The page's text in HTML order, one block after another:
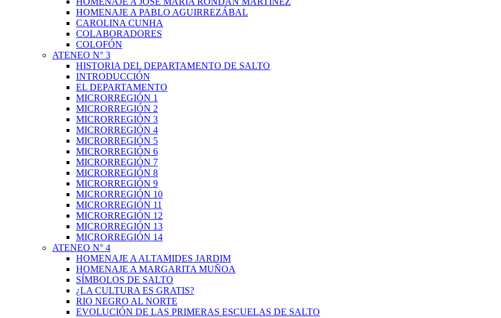
HOMENAJE A PABLO AGUIRREZÁBAL
CAROLINA CUNHA
COLABORADORES
COLOFÓN
ATENEO N° 3
HISTORIA DEL DEPARTAMENTO DE SALTO
INTRODUCCIÓN
EL DEPARTAMENTO
MICRORREGIÓN 1
MICRORREGIÓN 2
MICRORREGIÓN 3
MICRORREGIÓN 4
MICRORREGIÓN 5
MICRORREGIÓN 6
MICRORREGIÓN 7
MICRORREGIÓN 8
MICRORREGIÓN 9
MICRORREGIÓN 10
MICRORREGIÓN 11
MICRORREGIÓN 12
MICRORREGIÓN 13
MICRORREGIÓN 14
ATENEO N° 4
HOMENAJE A ALTAMIDES JARDIM
HOMENAJE A MARGARITA MUÑOA
SÍMBOLOS DE SALTO
¿LA CULTURA ES GRATIS?
RIO NEGRO AL NORTE
EVOLUCIÓN DE LAS PRIMERAS ESCUELAS DE SALTO